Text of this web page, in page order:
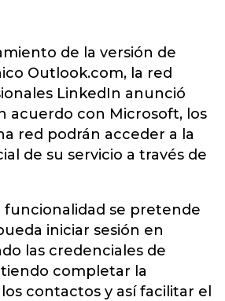
de la versión de
Outlook.com, la red
LinkedIn anunció
acuerdo con Microsoft, los
red podrán acceder a la
de su servicio a través de
funcionalidad se pretende
iniciar sesión en
las credenciales de
completar la
contactos y así facilitar el